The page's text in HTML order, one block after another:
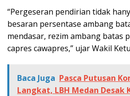
“Pergeseran pendirian tidak
besaran persentase ambang
mendasar, rezim ambang batas
capres cawapres,” ujar Wakil
Baca Juga Pasca Putusan
Langkat, LBH Medan Desak